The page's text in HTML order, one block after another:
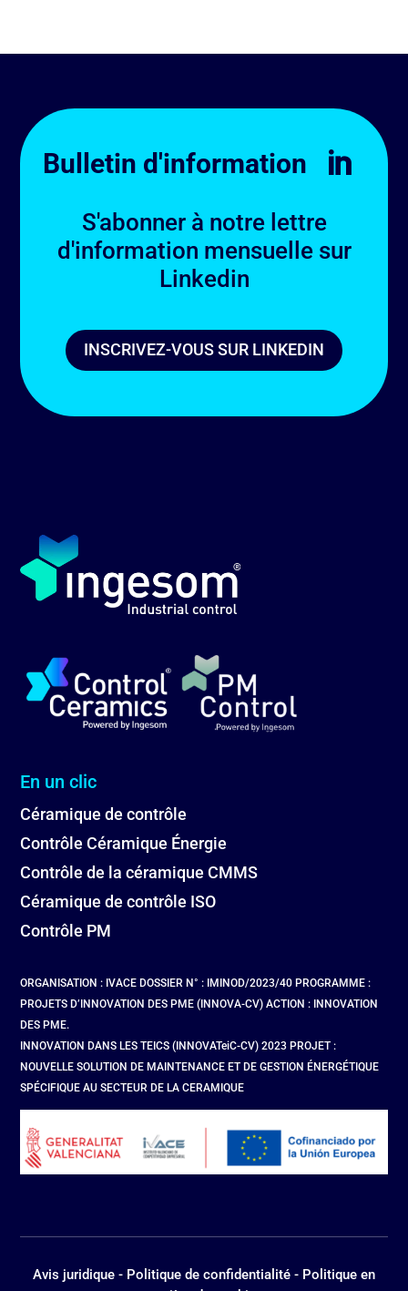

Bulletin d'information
S'abonner à notre lettre
d'information mensuelle sur
Linkedin
INSCRIVEZ-VOUS SUR LINKEDIN
En un clic
Céramique de contrôle
Contrôle Céramique Énergie
Contrôle de la céramique CMMS
Céramique de contrôle ISO
Contrôle PM
ORGANISATION : IVACE DOSSIER N° : IMINOD/2023/40 PROGRAMME :
PROJETS D’INNOVATION DES PME (INNOVA-CV) ACTION : INNOVATION
DES PME.
INNOVATION DANS LES TEICS (INNOVATeiC-CV) 2023 PROJET :
NOUVELLE SOLUTION DE MAINTENANCE ET DE GESTION ÉNERGÉTIQUE
SPÉCIFIQUE AU SECTEUR DE LA CERAMIQUE
Avis juridique - Politique de confidentialité - Politique en